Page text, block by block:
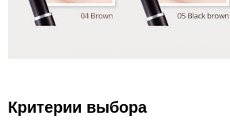
Критерии выбора